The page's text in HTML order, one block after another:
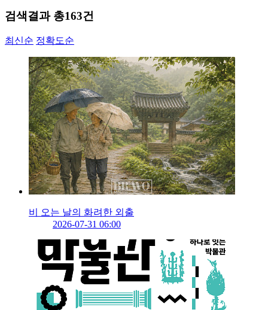
검색결과 총163건
최신순 정확도순
비 오는 날의 화려한 외출
2026-07-31 06:00